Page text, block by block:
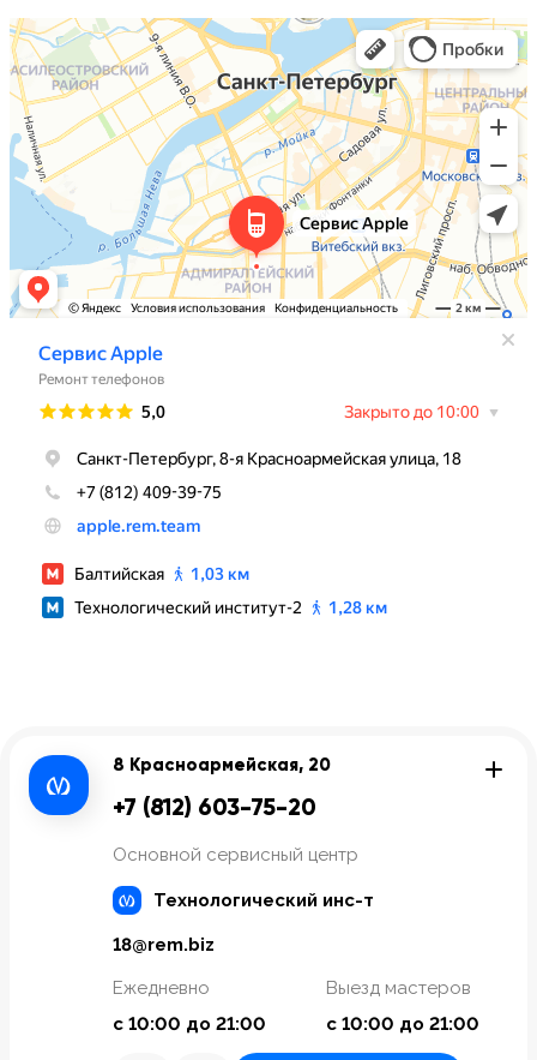
8 Красноармейская, 20
+7 (812) 603-75-20
Основной сервисный центр
Технологический инс-т
18@rem.biz
Ежедневно
с 10:00 до 21:00
Выезд мастеров
с 10:00 до 21:00